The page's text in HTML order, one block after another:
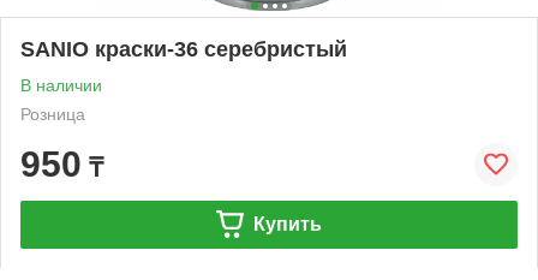
SANIO краски-36 серебристый
В наличии
Розница
950 ₸
Купить